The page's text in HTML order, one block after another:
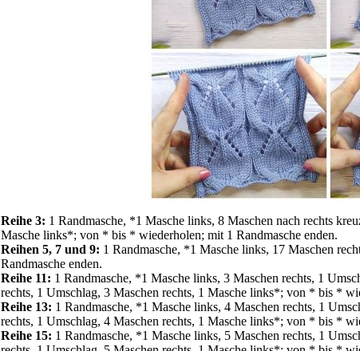
Reihe 3: 1 Randmasche, *1 Masche links, 8 Maschen nach rechts
Masche links*; von * bis * wiederholen; mit 1 Randmasche enden.
Reihen 5, 7 und 9: 1 Randmasche, *1 Masche links, 17 Maschen
Randmasche enden.
Reihe 11: 1 Randmasche, *1 Masche links, 3 Maschen rechts, 1
rechts, 1 Umschlag, 3 Maschen rechts, 1 Masche links*; von * bis *
Reihe 13: 1 Randmasche, *1 Masche links, 4 Maschen rechts, 1
rechts, 1 Umschlag, 4 Maschen rechts, 1 Masche links*; von * bis *
Reihe 15: 1 Randmasche, *1 Masche links, 5 Maschen rechts, 1